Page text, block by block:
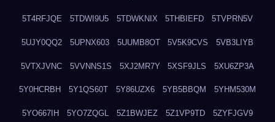
5T4RFJQE 5TDWI9U5 5TDWKNIX 5THBIEFD 5TVPRN5V
5UJY0QQ2 5UPNX603 5UUMB8OT 5V5K9CVS 5VB3LIYB
5VTXJVNC 5VVNNS1S 5XJ2MR7Y 5XSF9JLS 5XU6ZP3A
5Y0HCRBH 5Y1QS60T 5Y86UZX6 5YB5BBQM 5YHM530M
5YO667IH 5YO7ZQGL 5Z1BWJEZ 5Z1VP9TD 5ZYFJGV9